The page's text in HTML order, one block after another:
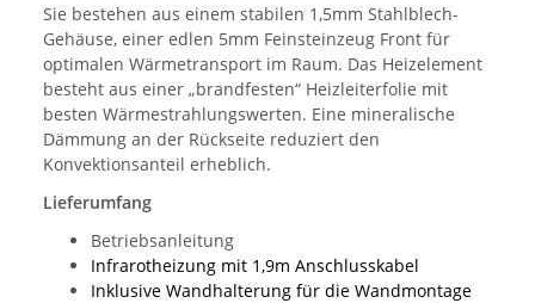
Sie bestehen aus einem stabilen 1,5mm Stahlblech-
Gehäuse, einer edlen 5mm Feinsteinzeug Front für
optimalen Wärmetransport im Raum. Das Heizelement
besteht aus einer „brandfesten“ Heizleiterfolie mit
besten Wärmestrahlungswerten. Eine mineralische
Dämmung an der Rückseite reduziert den
Konvektionsanteil erheblich.
Lieferumfang
Betriebsanleitung
Infrarotheizung mit 1,9m Anschlusskabel
Inklusive Wandhalterung für die Wandmontage